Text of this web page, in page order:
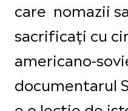
care nomazii
sacrificați cu
americano-
documentarul